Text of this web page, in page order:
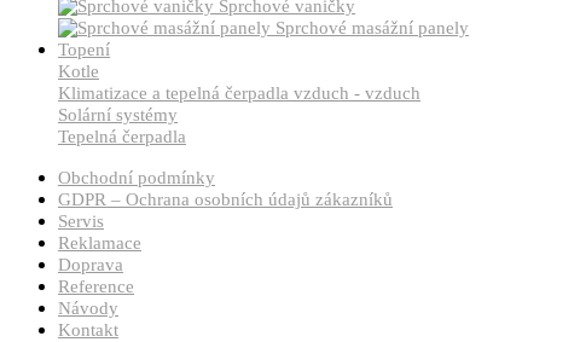
Sprchové vaničky
Sprchové masážní panely
Topení
Kotle
Klimatizace a tepelná čerpadla vzduch - vzduch
Solární systémy
Tepelná čerpadla
Obchodní podmínky
GDPR – Ochrana osobních údajů zákazníků
Servis
Reklamace
Doprava
Reference
Návody
Kontakt